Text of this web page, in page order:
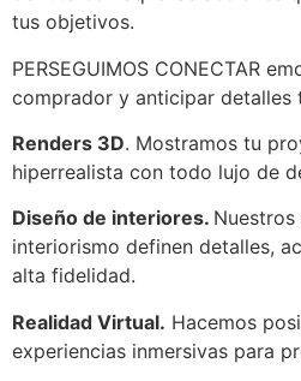
tus objetivos.
PERSEGUIMOS CONECTAR
comprador y anticipar detalles
Renders 3D. Mostramos tu
hiperrealista con todo lujo de
Diseño de interiores.
interiorismo definen detalles,
alta fidelidad.
Realidad Virtual. Hacemos
experiencias inmersivas para